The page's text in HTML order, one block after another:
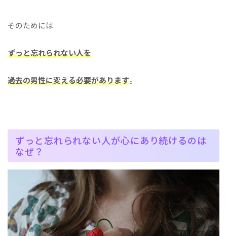
そのためには
ずっと忘れられない人を
過去の男性に変える必要があります。
ずっと忘れられない人が心にあり続けるのは
なぜ？